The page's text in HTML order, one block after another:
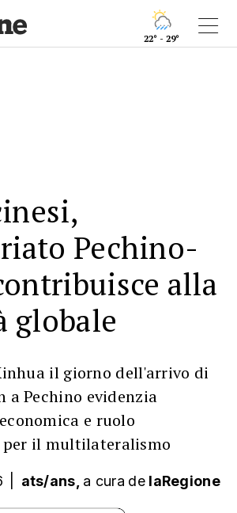
22° - 29°
Pechino-
alla
globale
il giorno dell'arrivo di
Pechino evidenzia
e ruolo
il multilateralismo
ats/ans, a cura de laRegione